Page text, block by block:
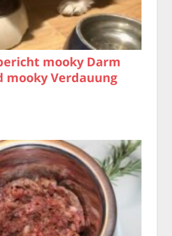
mooky Darm
mooky Verdauung